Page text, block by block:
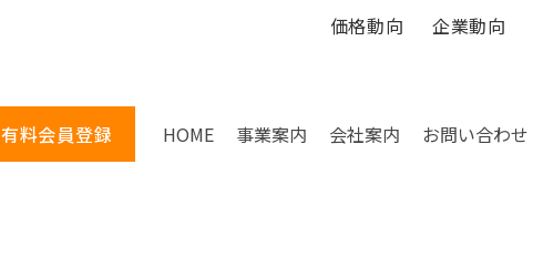
価格動向 企業動向
有料会員登録 HOME 事業案内 会社案内 お問い合わせ